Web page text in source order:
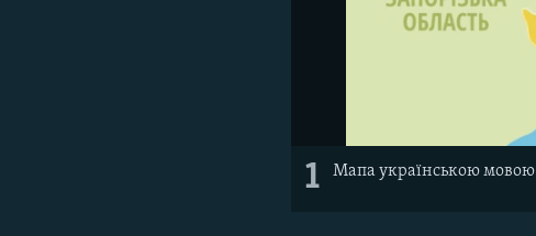
1 Мапа українською мовою